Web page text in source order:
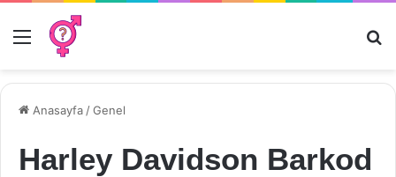
Menü
Anasayfa /Genel
Harley Davidson Barkod